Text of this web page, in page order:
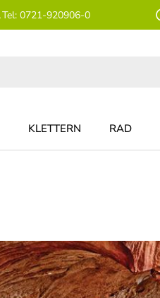
Tel: 0721-920906-0
KLETTERN RAD